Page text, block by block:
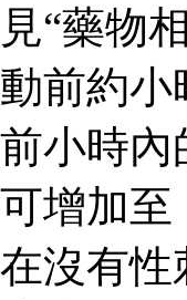
見“藥物
動前約小
前小時內
可增加至
在沒有性